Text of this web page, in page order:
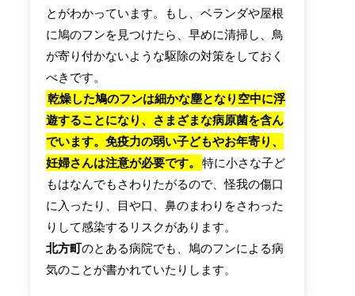
とがわかっています。もし、ベランダや屋根
に鳩のフンを見つけたら、早めに清掃し、鳥
が寄り付かないような駆除の対策をしておく
べきです。
乾燥した鳩のフンは細かな塵となり空中に浮
遊することになり、さまざまな病原菌を含ん
でいます。免疫力の弱い子どもやお年寄り、
妊婦さんは注意が必要です。
特に小さな子ど
もはなんでもさわりたがるので、怪我の傷口
に入ったり、目や口、鼻のまわりをさわった
りして感染するリスクがあります。
北方町のとある病院でも、鳩のフンによる病
気のことが書かれていたりします。